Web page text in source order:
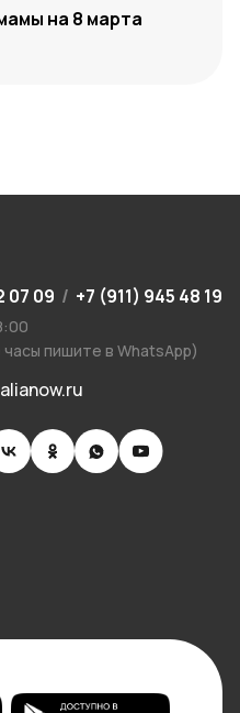
на 8 марта
07 09 / +7 (911) 945 48 19
пишите в WhatsApp)